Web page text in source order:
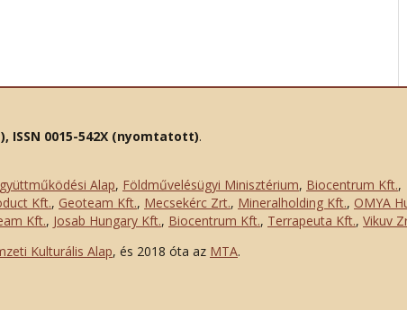
ISSN 0015-542X (nyomtatott).
Alap, Földművelésügyi Minisztérium, Biocentrum Kft.,
Kft., Geoteam Kft., Mecsekérc Zrt., Mineralholding Kft., OMYA
Kft., Josab Hungary Kft., Biocentrum Kft., Terrapeuta Kft., Vikuv
Kulturális Alap, és 2018 óta az MTA.